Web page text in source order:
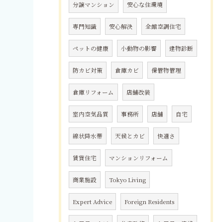
分譲マンション 安心な住環境
専門知識 安心解決 全館空調住宅
ペットの健康 小動物の影響 建物診断
防カビ対策 倉庫カビ 保管物管理
倉庫リフォーム 店舗改装
室内空気品質 事務所 店舗 自宅
線状降水帯 天候とカビ 快適さ
賃貸住宅 マンションリフォーム
商業施設 Tokyo Living
Expert Advice Foreign Residents